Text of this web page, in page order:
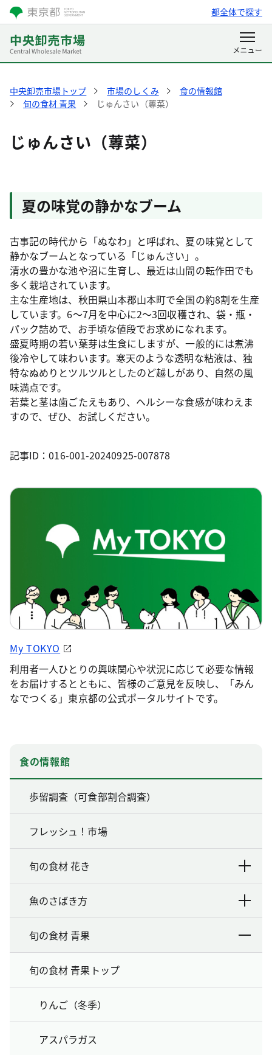
都全体で探す
中央卸売市場トップ 市場のしくみ
食の情報館
旬の食材 青果
じゅんさい（蓴菜）
じゅんさい（蓴菜）
夏の味覚の静かなブーム
古事記の時代から「ぬなわ」と呼ばれ、夏の味覚として
静かなブームとなっている「じゅんさい」。
清水の豊かな池や沼に生育し、最近は山間の転作田でも
多く栽培されています。
主な生産地は、秋田県山本郡山本町で全国の約8割を生産
しています。6～7月を中心に2～3回収穫され、袋・瓶・
パック詰めで、お手頃な値段でお求めになれます。
盛夏時期の若い葉芽は生食にしますが、一般的には煮沸
後冷やして味わいます。寒天のような透明な粘液は、独
特なぬめりとツルツルとしたのど越しがあり、自然の風
味満点です。
若葉と茎は歯ごたえもあり、ヘルシーな食感が味わえま
すので、ぜひ、お試しください。
記事ID：016-001-20240925-007878
My TOKYO
利用者一人ひとりの興味関心や状況に応じて必要な情報
をお届けするとともに、皆様のご意見を反映し、「みん
なでつくる」東京都の公式ポータルサイトです。
食の情報館
歩留調査（可食部割合調査）
フレッシュ！市場
旬の食材 花き
魚のさばき方
旬の食材 青果
旬の食材 青果トップ
りんご（冬季）
アスパラガス